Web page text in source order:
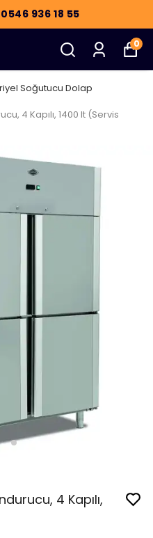
0546 936 18 55
0
Soğutucu Dolap
4 Kapılı, 1400 lt (Servis
4 Kapılı,